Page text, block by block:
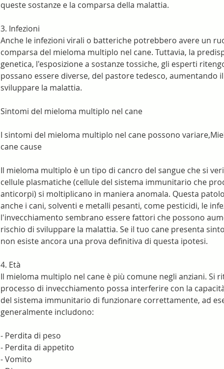
queste sostanze e la comparsa della malattia.
3. Infezioni
Anche le infezioni virali o batteriche potrebbero avere un
comparsa del mieloma multiplo nel cane. Tuttavia, la
genetica, l'esposizione a sostanze tossiche, gli esperti
possano essere diverse, del pastore tedesco, aumentando
sviluppare la malattia.
Sintomi del mieloma multiplo nel cane
I sintomi del mieloma multiplo nel cane possono
cane cause
Il mieloma multiplo è un tipo di cancro del sangue che si
cellule plasmatiche (cellule del sistema immunitario che
anticorpi) si moltiplicano in maniera anomala. Questa
anche i cani, solventi e metalli pesanti, come pesticidi, le
l'invecchiamento sembrano essere fattori che possono
rischio di sviluppare la malattia. Se il tuo cane presenta
non esiste ancora una prova definitiva di questa ipotesi.
4. Età
Il mieloma multiplo nel cane è più comune negli anziani. Si
processo di invecchiamento possa interferire con la
del sistema immunitario di funzionare correttamente, ad
generalmente includono:
- Perdita di peso
- Perdita di appetito
- Vomito